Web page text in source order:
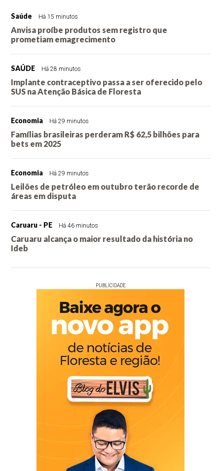
Saúde Há 15 minutos
Anvisa proíbe produtos sem registro que
prometiam emagrecimento
SAÚDE Há 28 minutos
Implante contraceptivo passa a ser oferecido pelo
SUS na Atenção Básica de Floresta
Economia Há 29 minutos
Famílias brasileiras perderam R$ 62,5 bilhões para
bets em 2025
Economia Há 29 minutos
Leilões de petróleo em outubro terão recorde de
áreas em disputa
Caruaru - PE Há 46 minutos
Caruaru alcança o maior resultado da história no
Ideb
PUBLICIDADE